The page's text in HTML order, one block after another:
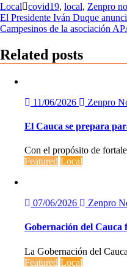
Local
covid19, local, Zenpro
Navegación
de
entradas
El Presidente Iván Duque
Campesinos de la asociación
Related posts
11/06/2026 Zenpro
El Cauca se prepara
Con el propósito de
Featured Local
07/06/2026 Zenpro
Gobernación del Cauca
La Gobernación del
Featured Local